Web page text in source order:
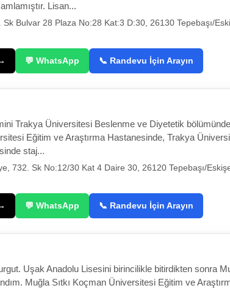
Lisan...
Bulvar 28 Plaza No:28 Kat:3 D:30, 26130 Tepebaşı/
💬 WhatsApp 📞 Randevu İçin Arayın
Trakya Üniversitesi Beslenme ve Diyetetik
Eğitim ve Araştırma Hastanesinde, Trakya
staj...
732. Sk No:12/30 Kat 4 Daire 30, 26120 Tepebaşı/
💬 WhatsApp 📞 Randevu İçin Arayın
Uşak Anadolu Lisesini birincilikle bitirdikten sonra
Muğla Sıtkı Koçman Üniversitesi Eğitim ve